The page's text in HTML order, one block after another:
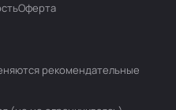
Оферта
рекомендательные